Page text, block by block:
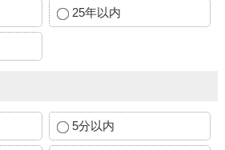
25年以内
5分以内